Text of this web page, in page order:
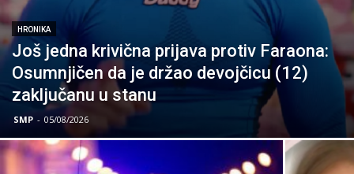
HRONIKA
Još jedna krivična prijava protiv Faraona:
Osumnjičen da je držao devojčicu (12)
zaključanu u stanu
SMP - 05/08/2026